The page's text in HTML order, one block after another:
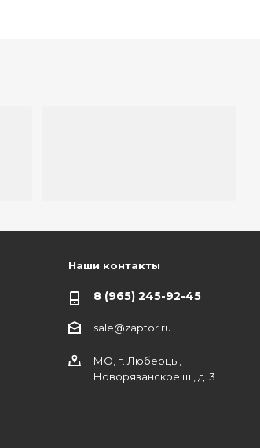
Наши контакты
8 (965) 245-92-45
sale@zaptor.ru
МО, г. Люберцы,
Новорязанское ш., д. 3